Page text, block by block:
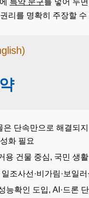
리를 명확히 주장할 수
은 단속만으로 해결되
화 필요
용 건물 중심, 국민 생
조사선·비가림·보일
능확인 도입, AI·드론